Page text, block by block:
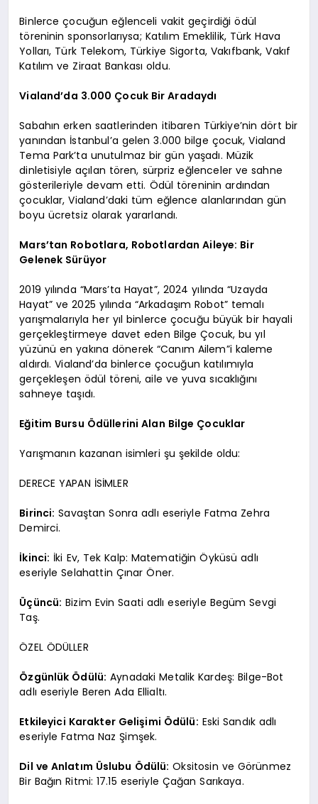
Binlerce çocuğun eğlenceli vakit geçirdiği ödül
töreninin sponsorlarıysa; Katılım Emeklilik, Türk Hava
Yolları, Türk Telekom, Türkiye Sigorta, Vakıfbank, Vakıf
Katılım ve Ziraat Bankası oldu.
Vialand’da 3.000 Çocuk Bir Aradaydı
Sabahın erken saatlerinden itibaren Türkiye’nin dört bir
yanından İstanbul’a gelen 3.000 bilge çocuk, Vialand
Tema Park’ta unutulmaz bir gün yaşadı. Müzik
dinletisiyle açılan tören, sürpriz eğlenceler ve sahne
gösterileriyle devam etti. Ödül töreninin ardından
çocuklar, Vialand’daki tüm eğlence alanlarından gün
boyu ücretsiz olarak yararlandı.
Mars’tan Robotlara, Robotlardan Aileye: Bir
Gelenek Sürüyor
2019 yılında “Mars’ta Hayat”, 2024 yılında “Uzayda
Hayat” ve 2025 yılında “Arkadaşım Robot” temalı
yarışmalarıyla her yıl binlerce çocuğu büyük bir hayali
gerçekleştirmeye davet eden Bilge Çocuk, bu yıl
yüzünü en yakına dönerek “Canım Ailem”i kaleme
aldırdı. Vialand’da binlerce çocuğun katılımıyla
gerçekleşen ödül töreni, aile ve yuva sıcaklığını
sahneye taşıdı.
Eğitim Bursu Ödüllerini Alan Bilge Çocuklar
Yarışmanın kazanan isimleri şu şekilde oldu:
DERECE YAPAN İSİMLER
Birinci: Savaştan Sonra adlı eseriyle Fatma Zehra
Demirci.
İkinci: İki Ev, Tek Kalp: Matematiğin Öyküsü adlı
eseriyle Selahattin Çınar Öner.
Üçüncü: Bizim Evin Saati adlı eseriyle Begüm Sevgi
Taş.
ÖZEL ÖDÜLLER
Özgünlük Ödülü: Aynadaki Metalik Kardeş: Bilge-Bot
adlı eseriyle Beren Ada Ellialtı.
Etkileyici Karakter Gelişimi Ödülü: Eski Sandık adlı
eseriyle Fatma Naz Şimşek.
Dil ve Anlatım Üslubu Ödülü: Oksitosin ve Görünmez
Bir Bağın Ritmi: 17.15 eseriyle Çağan Sarıkaya.